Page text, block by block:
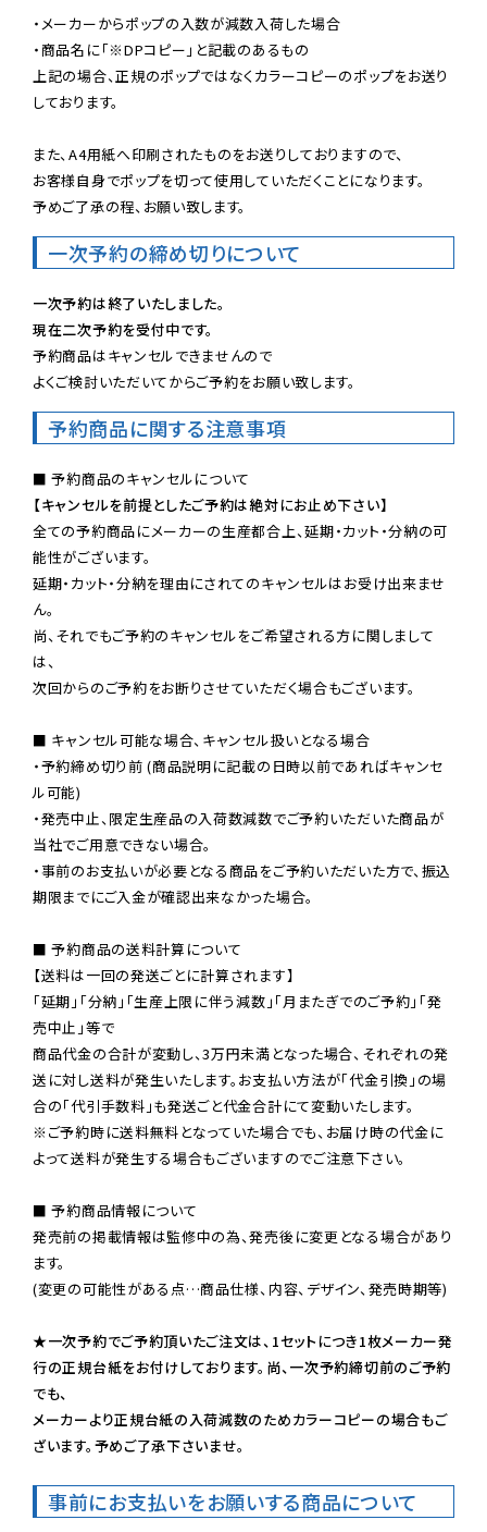
・メーカーからポップの入数が減数入荷した場合
・商品名に「※DPコピー」と記載のあるもの
上記の場合、正規のポップではなくカラーコピーのポップをお送り
しております。
また、A4用紙へ印刷されたものをお送りしておりますので、
お客様自身でポップを切って使用していただくことになります。
予めご了承の程、お願い致します。
一次予約の締め切りについて
一次予約は終了いたしました。
現在二次予約を受付中です。
予約商品はキャンセルできませんので
よくご検討いただいてからご予約をお願い致します。
予約商品に関する注意事項
【キャンセルを前提としたご予約は絶対にお止め下さい】
全ての予約商品にメーカーの生産都合上、延期・カット・分納の可
能性がございます。
延期・カット・分納を理由にされてのキャンセルはお受け出来ませ
ん。
尚、それでもご予約のキャンセルをご希望される方に関しまして
は、
次回からのご予約をお断りさせていただく場合もございます。
■ キャンセル可能な場合、キャンセル扱いとなる場合
・予約締め切り前 (商品説明に記載の日時以前であればキャンセ
ル可能)
・発売中止、限定生産品の入荷数減数でご予約いただいた商品が
当社でご用意できない場合。
・事前のお支払いが必要となる商品をご予約いただいた方で、振込
期限までにご入金が確認出来なかった場合。
■ 予約商品の送料計算について
【送料は一回の発送ごとに計算されます】
「延期」「分納」「生産上限に伴う減数」「月またぎでのご予約」「発
売中止」等で
商品代金の合計が変動し、3万円未満となった場合、それぞれの発
送に対し送料が発生いたします。お支払い方法が「代金引換」の場
※ご予約時に送料無料となっていた場合でも、お届け時の代金に
よって送料が発生する場合もございますのでご注意下さい。
■ 予約商品情報について
発売前の掲載情報は監修中の為、発売後に変更となる場合があり
ます。
(変更の可能性がある点…商品仕様、内容、デザイン、発売時期等)
★一次予約でご予約頂いたご注文は、1セットにつき1枚メーカー発
行の正規台紙をお付けしております。尚、一次予約締切前のご予約
でも、
メーカーより正規台紙の入荷減数のためカラーコピーの場合もご
ざいます。予めご了承下さいませ。
事前にお支払いをお願いする商品について